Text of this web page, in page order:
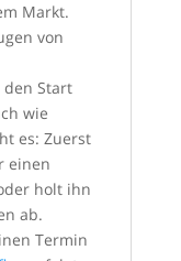
Markt.
von
den Start
wie
es: Zuerst
einen
holt ihn
ab.
Termin